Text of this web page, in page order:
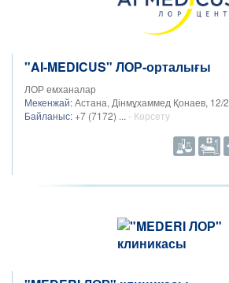
"AI-MEDICUS" ЛОР-орталығы
ЛОР емханалар
Мекенжай:Астана, Дінмұхаммед Қонаев, 12/2
Байланыс: +7 (7172) ... - Көрсету